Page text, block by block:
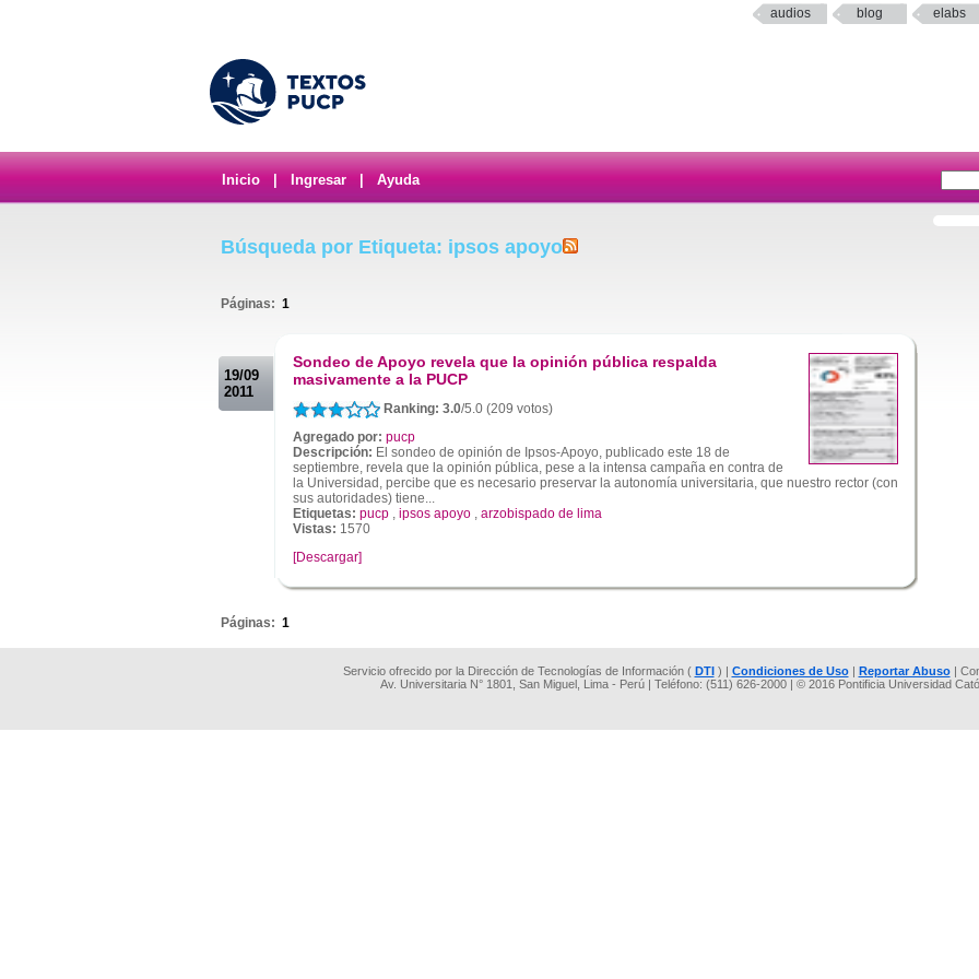
audios blog elabs
Inicio Ingresar Ayuda
Búsqueda por Etiqueta: ipsos apoyo
Páginas: 1
19/09
2011
Sondeo de Apoyo revela que la opinión pública respalda
masivamente a la PUCP
Ranking: 3.0/5.0 (209 votos)
Agregado por: pucp
Descripción: El sondeo de opinión de Ipsos-Apoyo, publicado este 18 de
septiembre, revela que la opinión pública, pese a la intensa campaña en contra de
la Universidad, percibe que es necesario preservar la autonomía universitaria, que nuestro rector (con
sus autoridades) tiene...
Etiquetas: pucp , ipsos apoyo , arzobispado de lima
Vistas: 1570
[Descargar]
Páginas: 1
Servicio ofrecido por la Dirección de Tecnologías de Información ( DTI) | Condiciones de Uso| Reportar Abuso|
Av. Universitaria N° 1801, San Miguel, Lima - Perú | Teléfono: (511) 626-2000 | © 2016 Pontificia Universidad